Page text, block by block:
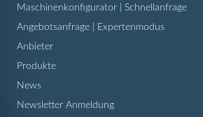
Maschinenkonfigurator | Schnellanfrage
Angebotsanfrage | Expertenmodus
Anbieter
Produkte
News
Newsletter Anmeldung